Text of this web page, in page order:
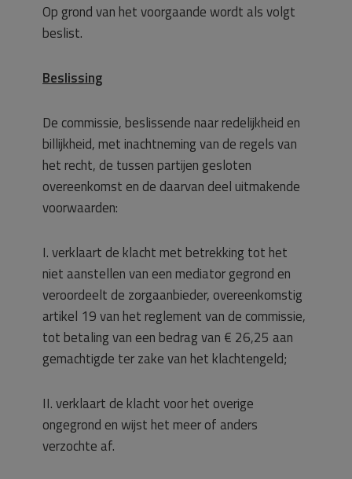
Op grond van het voorgaande wordt als volgt
beslist.
Beslissing
De commissie, beslissende naar redelijkheid en
billijkheid, met inachtneming van de regels van
het recht, de tussen partijen gesloten
overeenkomst en de daarvan deel uitmakende
voorwaarden:
I. verklaart de klacht met betrekking tot het
niet aanstellen van een mediator gegrond en
veroordeelt de zorgaanbieder, overeenkomstig
artikel 19 van het reglement van de commissie,
tot betaling van een bedrag van € 26,25 aan
gemachtigde ter zake van het klachtengeld;
II. verklaart de klacht voor het overige
ongegrond en wijst het meer of anders
verzochte af.